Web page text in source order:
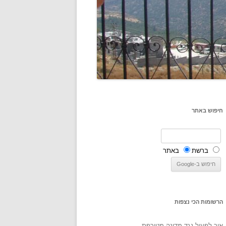
חיפוש באתר
ברשת באתר
הרשומות הכי נצפות